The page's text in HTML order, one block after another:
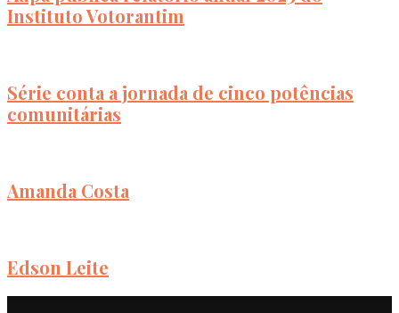
Instituto Votorantim
Série conta a jornada de cinco potências
comunitárias
Amanda Costa
Edson Leite